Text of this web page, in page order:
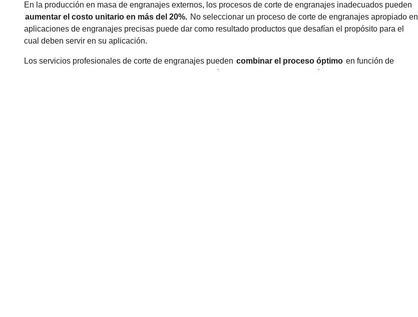
En la producción en masa de engranajes externos, los procesos de corte de engranajes inadecuados pueden
aumentar el costo unitario en más del 20%. No seleccionar un proceso de corte de engranajes apropiado en
aplicaciones de engranajes precisas puede dar como resultado productos que desafían el propósito para el
cual deben servir en su aplicación.
Los servicios profesionales de corte de engranajes pueden combinar el proceso óptimo en función de